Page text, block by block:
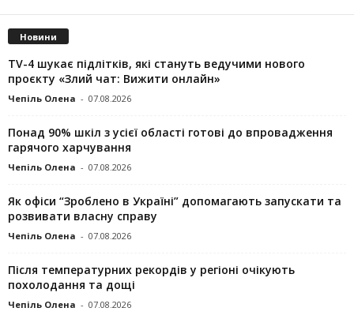
Новини
TV-4 шукає підлітків, які стануть ведучими нового
проєкту «Злий чат: Вижити онлайн»
Чепіль Олена - 07.08.2026
Понад 90% шкіл з усієї області готові до впровадження
гарячого харчування
Чепіль Олена - 07.08.2026
Як офіси “Зроблено в Україні” допомагають запускaти та
розвивати власну справу
Чепіль Олена - 07.08.2026
Після температурних рекордів у регіоні очікують
похолодання та дощі
Чепіль Олена - 07.08.2026